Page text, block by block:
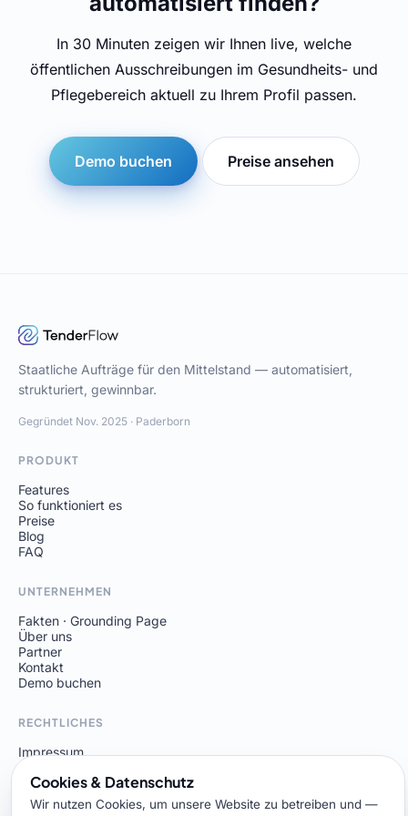
In 30 Minuten zeigen wir Ihnen live, welche
öffentlichen Ausschreibungen im Gesundheits- und
Pflegebereich aktuell zu Ihrem Profil passen.
Demo buchen Preise ansehen
Staatliche Aufträge für den Mittelstand — automatisiert,
strukturiert, gewinnbar.
Gegründet Nov. 2025 · Paderborn
PRODUKT
Features
So funktioniert es
Preise
Blog
FAQ
UNTERNEHMEN
Fakten · Grounding Page
Über uns
Partner
Kontakt
Demo buchen
RECHTLICHES
Impressum
Cookies & Datenschutz
Wir nutzen Cookies, um unsere Website zu betreiben und —